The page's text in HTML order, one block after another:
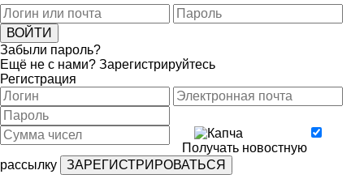
Забыли пароль?
Ещё не с нами? Зарегистрируйтесь
Регистрация
Получать новостную
рассылку